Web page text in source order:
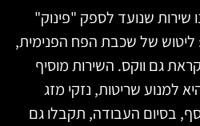
שנועד לספק "פינוק"
של שכבת הפח הפנימית,
ווקס. השירות מוסיף
שריטות, נזקי מזג
העבודה, תקבלו גם